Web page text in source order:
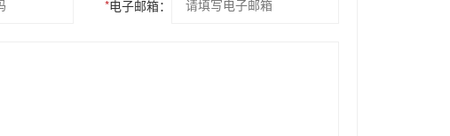
*电子邮箱：